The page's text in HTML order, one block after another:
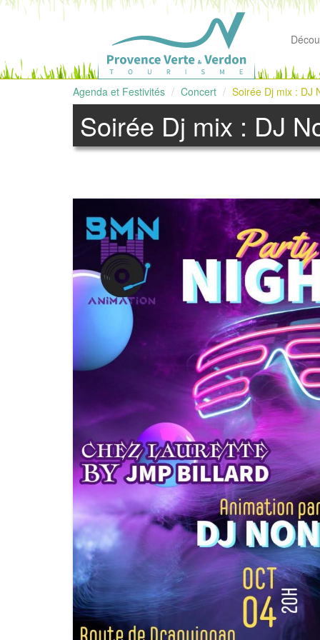
Agenda et Festivités Concert Soirée Dj mix : DJ
Soirée Dj mix : DJ